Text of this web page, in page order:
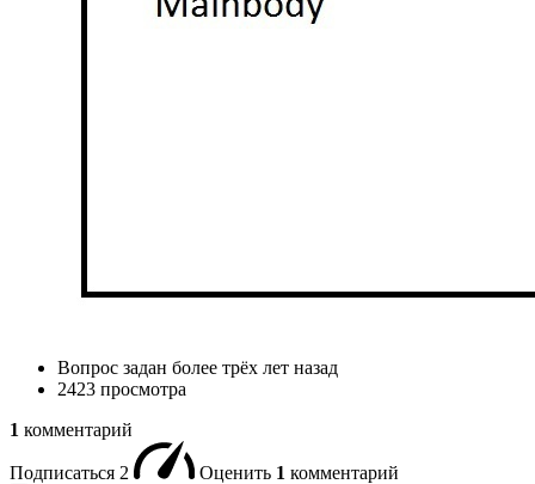
Вопрос задан более трёх лет назад
2423 просмотра
1 комментарий
Подписаться 2 Оценить 1 комментарий